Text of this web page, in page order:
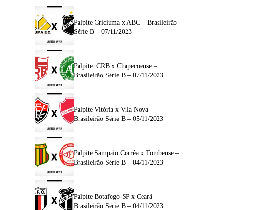
Palpite Criciúma x ABC – Brasileirão
Série B – 07/11/2023
Palpite: CRB x Chapecoense –
Brasileirão Série B – 07/11/2023
Palpite Vitória x Vila Nova –
Brasileirão Série B – 05/11/2023
Palpite Sampaio Corrêa x Tombense –
Brasileirão Série B – 04/11/2023
Palpite Botafogo-SP x Ceará –
Brasileirão Série B – 04/11/2023